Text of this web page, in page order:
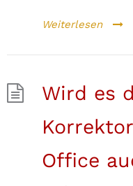
Weiterlesen
Wird es
Office